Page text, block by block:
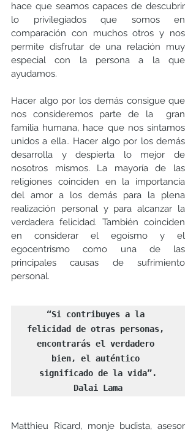
hace que seamos capaces de descubrir
lo privilegiados que somos en
comparación con muchos otros y nos
permite disfrutar de una relación muy
especial con la persona a la que
ayudamos.
Hacer algo por los demás consigue que
nos consideremos parte de la  gran
familia humana, hace que nos sintamos
unidos a ella.. Hacer algo por los demás
desarrolla y despierta lo mejor de
nosotros mismos. La mayoría de las
religiones coinciden en la importancia
del amor a los demás para la plena
realización personal y para alcanzar la
verdadera felicidad. También coinciden
en considerar el egoísmo y el
egocentrismo como una de las
principales causas de sufrimiento
personal.
“Si contribuyes a la
felicidad de otras personas,
encontrarás el verdadero
bien, el auténtico
significado de la vida”.
Dalai Lama
Matthieu Ricard, monje budista, asesor